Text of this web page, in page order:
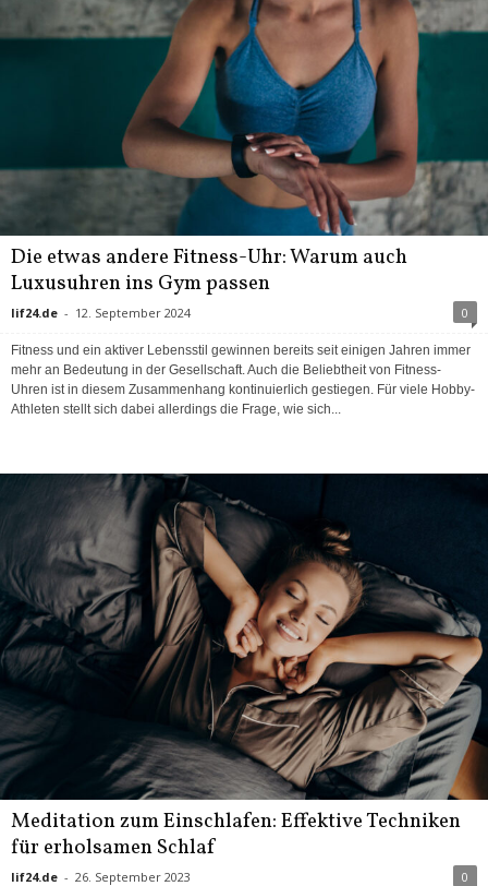
Die etwas andere Fitness-Uhr: Warum auch
Luxusuhren ins Gym passen
lif24.de - 12. September 2024 0
Fitness und ein aktiver Lebensstil gewinnen bereits seit einigen Jahren immer
mehr an Bedeutung in der Gesellschaft. Auch die Beliebtheit von Fitness-
Uhren ist in diesem Zusammenhang kontinuierlich gestiegen. Für viele Hobby-
Athleten stellt sich dabei allerdings die Frage, wie sich...
Meditation zum Einschlafen: Effektive Techniken
für erholsamen Schlaf
lif24.de - 26. September 2023 0